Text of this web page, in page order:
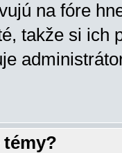
na fóre
takže si ich